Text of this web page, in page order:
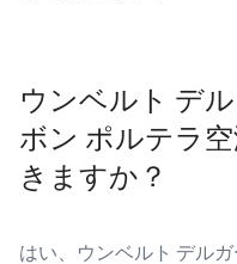
ウンベルト デ
ボン ポルテラ
きますか？
はい、ウンベルト デル